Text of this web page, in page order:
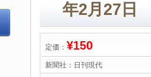
年2月27日
定価： ¥150
新聞社： 日刊現代